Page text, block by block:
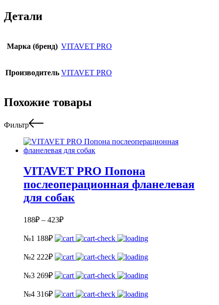
Детали
Марка (бренд) VITAVET PRO
Производитель VITAVET PRO
Похожие товары
Фильтр
VITAVET PRO Попона
послеоперационная фланелевая
для собак
188₽ – 423₽
№1 188₽
№2 222₽
№3 269₽
№4 316₽